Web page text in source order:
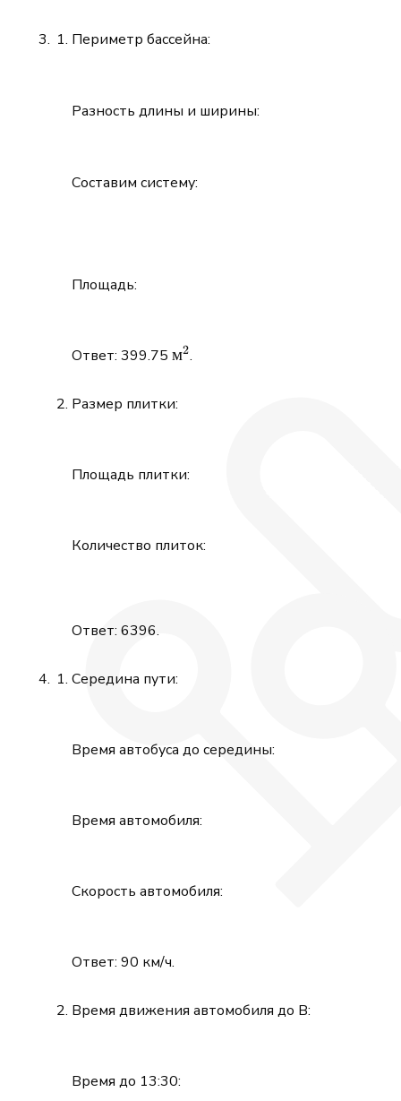
Периметр бассейна:
Разность длины и ширины:
Составим систему:
Площадь:
Ответ: 399.75 м^2
м2.
Размер плитки:
Площадь плитки:
Количество плиток:
Ответ: 6396.
Середина пути:
Время автобуса до середины:
Время автомобиля:
Скорость автомобиля:
Ответ: 90 км/ч.
Время движения автомобиля до B:
Время до 13:30: